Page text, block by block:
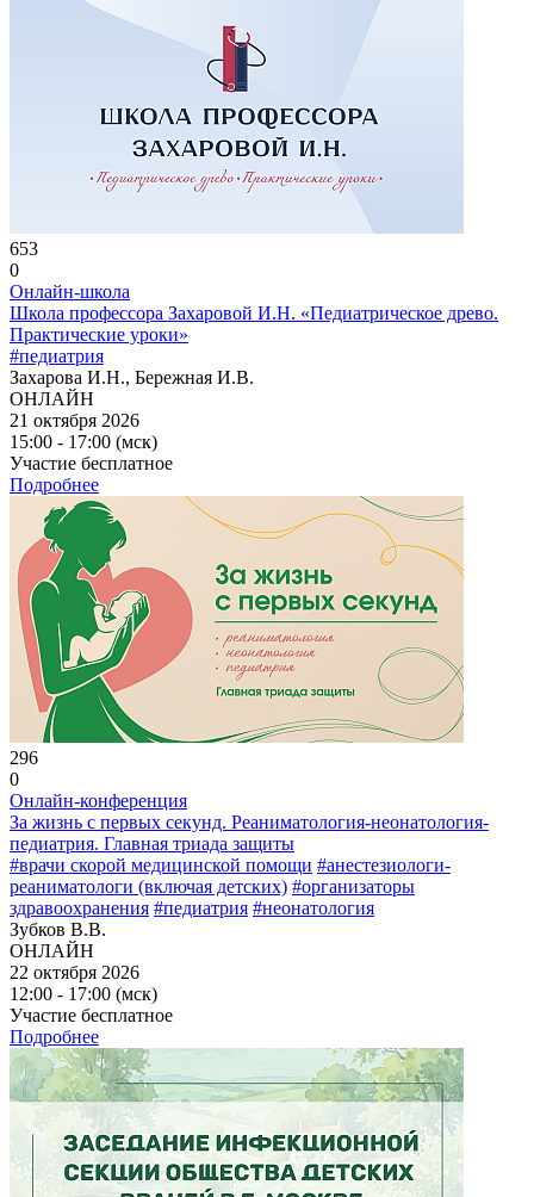
653
0
Онлайн-школа
Школа профессора Захаровой И.Н. «Педиатрическое древо.
Практические уроки»
#педиатрия
Захарова И.Н., Бережная И.В.
ОНЛАЙН
21 октября 2026
15:00 - 17:00 (мск)
Участие бесплатное
Подробнее
296
0
Онлайн-конференция
За жизнь с первых секунд. Реаниматология-неонатология-
педиатрия. Главная триада защиты
#врачи скорой медицинской помощи #анестезиологи-
реаниматологи (включая детских) #организаторы
здравоохранения #педиатрия #неонатология
Зубков В.В.
ОНЛАЙН
22 октября 2026
12:00 - 17:00 (мск)
Участие бесплатное
Подробнее